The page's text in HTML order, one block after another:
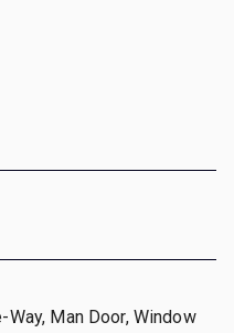
Man Door, Window